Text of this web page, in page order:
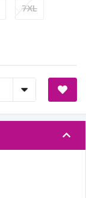
7XL